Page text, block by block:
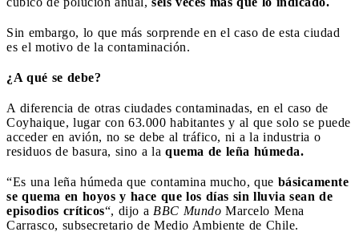
Sin embargo, lo que más sorprende en el caso de esta ciudad
es el motivo de la contaminación.
¿A qué se debe?
A diferencia de otras ciudades contaminadas, en el caso de
Coyhaique, lugar con 63.000 habitantes y al que solo se puede
acceder en avión, no se debe al tráfico, ni a la industria o
residuos de basura, sino a la quema de leña húmeda.
“Es una leña húmeda que contamina mucho, que básicamente
se quema en hoyos y hace que los días sin lluvia sean de
episodios críticos“, dijo a BBC Mundo Marcelo Mena
Carrasco, subsecretario de Medio Ambiente de Chile.